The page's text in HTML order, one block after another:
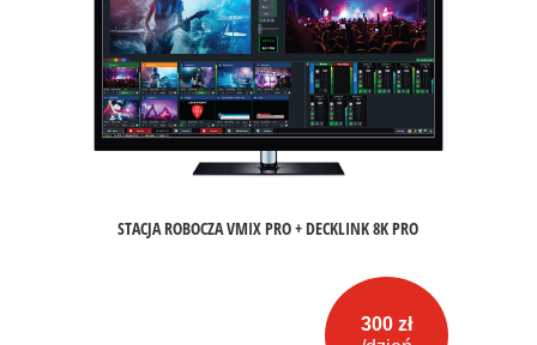
STACJA ROBOCZA VMIX PRO + DECKLINK 8K PRO
300 zł